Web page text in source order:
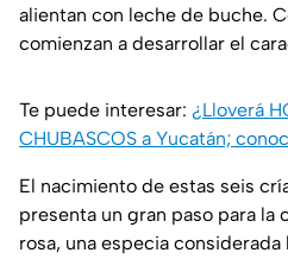
alientan con leche de buche.
comienzan a desarrollar el
Te puede interesar: ¿Lloverá
CHUBASCOS a Yucatán;
El nacimiento de estas seis
presenta un gran paso para la
rosa, una especia